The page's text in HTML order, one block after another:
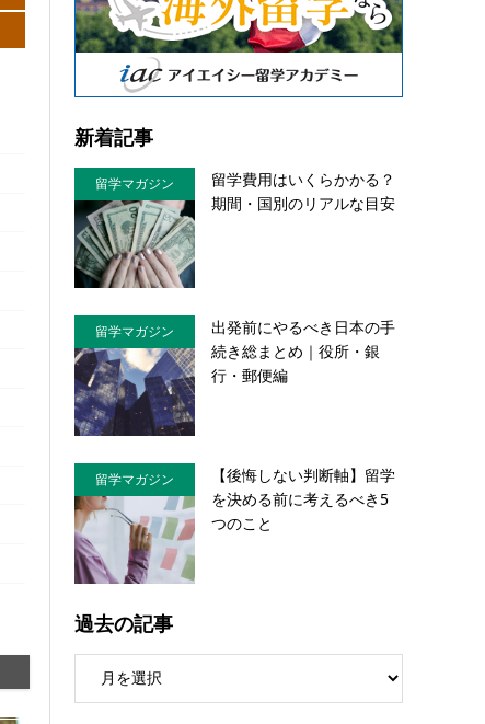
新着記事
留学マガジン
留学費用はいくらかかる？
期間・国別のリアルな目安
留学マガジン
出発前にやるべき日本の手
続き総まとめ｜役所・銀
行・郵便編
留学マガジン
【後悔しない判断軸】留学
を決める前に考えるべき5
つのこと
過去の記事